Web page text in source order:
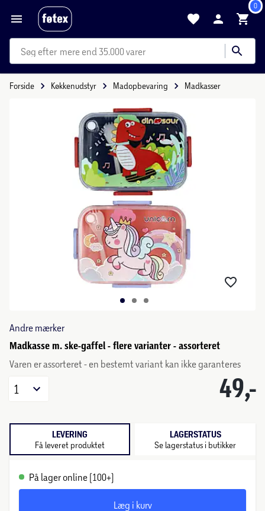
0
mere end 35.000 varer
Forside Køkkenudstyr Madopbevaring Madkasser
Andre mærker
Madkasse m. ske-gaffel - flere varianter - assorteret
Varen er assorteret - en bestemt variant kan ikke garanteres
49,-
1
LEVERING
Få leveret produktet
LAGERSTATUS
Se lagerstatus i butikker
På lager online (100+)
Læg i kurv